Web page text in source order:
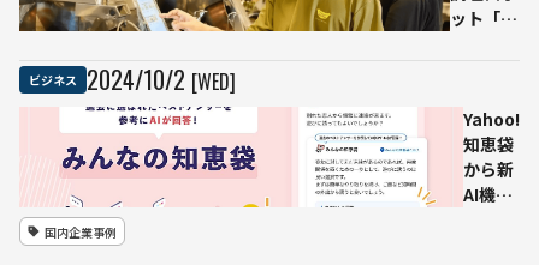
を
考え
た貴
重な
セッ
ナミ
社」
を設
立 -
POS
ット「I-
に導入
おいしさ
と効率を
両立
ビジネス 2024/10/2 [WED]
Yahoo!
知恵袋
から新
AI機能
国内企業事例